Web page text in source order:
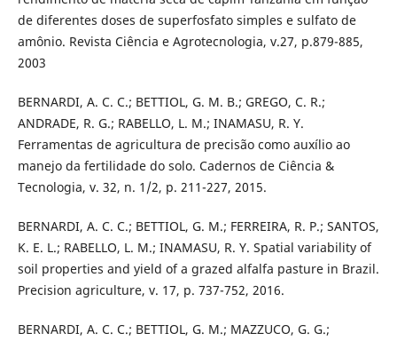
de diferentes doses de superfosfato simples e sulfato de
amônio. Revista Ciência e Agrotecnologia, v.27, p.879-885,
2003
BERNARDI, A. C. C.; BETTIOL, G. M. B.; GREGO, C. R.;
ANDRADE, R. G.; RABELLO, L. M.; INAMASU, R. Y.
Ferramentas de agricultura de precisão como auxílio ao
manejo da fertilidade do solo. Cadernos de Ciência &
Tecnologia, v. 32, n. 1/2, p. 211-227, 2015.
BERNARDI, A. C. C.; BETTIOL, G. M.; FERREIRA, R. P.; SANTOS,
K. E. L.; RABELLO, L. M.; INAMASU, R. Y. Spatial variability of
soil properties and yield of a grazed alfalfa pasture in Brazil.
Precision agriculture, v. 17, p. 737-752, 2016.
BERNARDI, A. C. C.; BETTIOL, G. M.; MAZZUCO, G. G.;